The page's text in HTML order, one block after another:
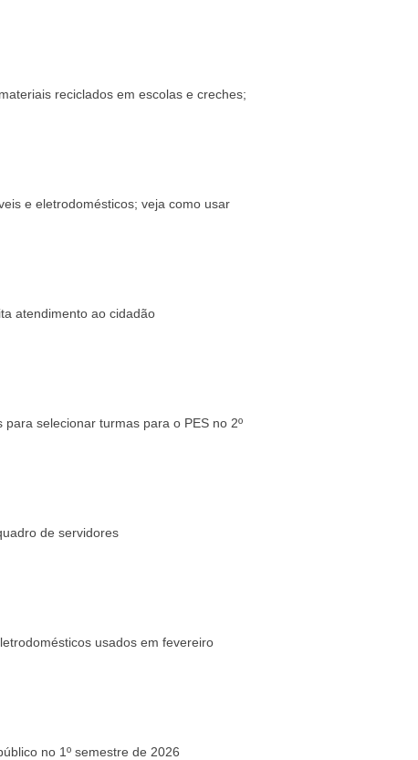
reciclados em escolas e creches;
e eletrodomésticos; veja como usar
atendimento ao cidadão
selecionar turmas para o PES no 2º
de servidores
usados em fevereiro
no 1º semestre de 2026